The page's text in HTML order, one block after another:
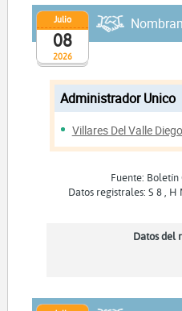
2026
Julio
08
Administrador Unico
Villares Del Valle Diego
Fuente:
Datos registrales: S 8 ,
Datos del